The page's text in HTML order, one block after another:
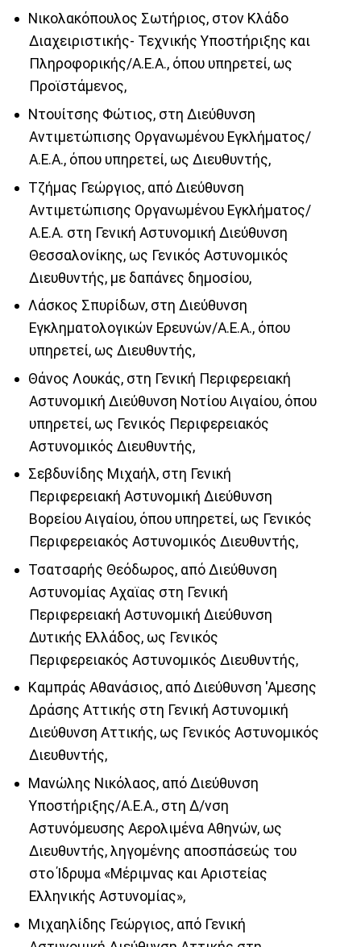
Νικολακόπουλος Σωτήριος, στον Κλάδο
Διαχειριστικής- Τεχνικής Υποστήριξης και
Πληροφορικής/Α.Ε.Α., όπου υπηρετεί, ως
Προϊστάμενος,
Ντουίτσης Φώτιος, στη Διεύθυνση
Αντιμετώπισης Οργανωμένου Εγκλήματος/
Α.Ε.Α., όπου υπηρετεί, ως Διευθυντής,
Τζήμας Γεώργιος, από Διεύθυνση
Αντιμετώπισης Οργανωμένου Εγκλήματος/
Α.Ε.Α. στη Γενική Αστυνομική Διεύθυνση
Θεσσαλονίκης, ως Γενικός Αστυνομικός
Διευθυντής, με δαπάνες δημοσίου,
Λάσκος Σπυρίδων, στη Διεύθυνση
Εγκληματολογικών Ερευνών/Α.Ε.Α., όπου
υπηρετεί, ως Διευθυντής,
Θάνος Λουκάς, στη Γενική Περιφερειακή
Αστυνομική Διεύθυνση Νοτίου Αιγαίου, όπου
υπηρετεί, ως Γενικός Περιφερειακός
Αστυνομικός Διευθυντής,
Σεβδυνίδης Μιχαήλ, στη Γενική
Περιφερειακή Αστυνομική Διεύθυνση
Βορείου Αιγαίου, όπου υπηρετεί, ως Γενικός
Περιφερειακός Αστυνομικός Διευθυντής,
Τσατσαρής Θεόδωρος, από Διεύθυνση
Αστυνομίας Αχαϊας στη Γενική
Περιφερειακή Αστυνομική Διεύθυνση
Δυτικής Ελλάδος, ως Γενικός
Περιφερειακός Αστυνομικός Διευθυντής,
Καμπράς Αθανάσιος, από Διεύθυνση 'Αμεσης
Δράσης Αττικής στη Γενική Αστυνομική
Διεύθυνση Αττικής, ως Γενικός Αστυνομικός
Διευθυντής,
Μανώλης Νικόλαος, από Διεύθυνση
Υποστήριξης/Α.Ε.Α., στη Δ/νση
Αστυνόμευσης Αερολιμένα Αθηνών, ως
Διευθυντής, ληγομένης αποσπάσεώς του
στο Ίδρυμα «Μέριμνας και Αριστείας
Ελληνικής Αστυνομίας»,
Μιχαηλίδης Γεώργιος, από Γενική